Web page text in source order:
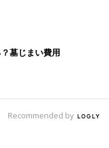
墓じまい費用
Recommended by